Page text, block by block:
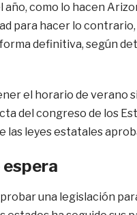
como lo hacen
para hacer lo contrario,
definitiva, según
el horario de verano
del congreso de los
las leyes estatales
una legislación